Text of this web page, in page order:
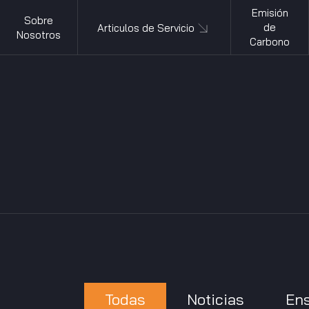
Sobre
Nosotros
Articulos de Servicio
Emisión
de
Carbono
Todas Noticias